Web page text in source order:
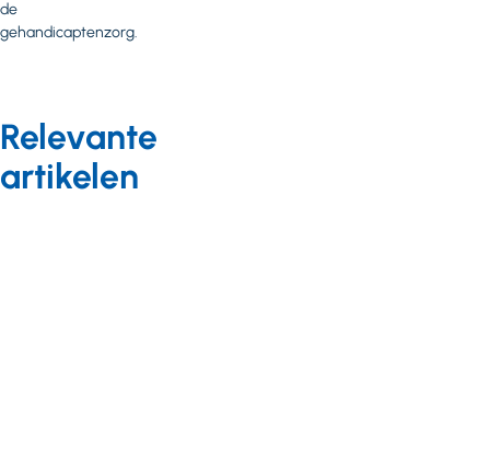
de
gehandicaptenzorg.
Relevante
artikelen